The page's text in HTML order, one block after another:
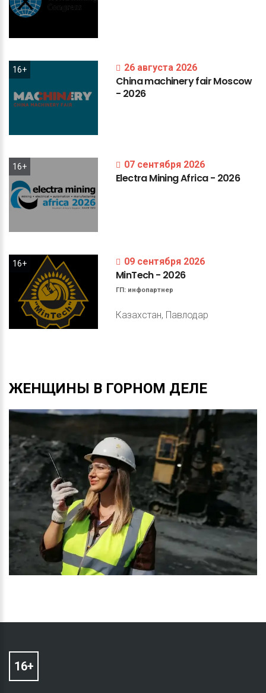
16+ 26 августа 2026
ChinamachineryfairMoscow
- 2026
16+ 07 сентября 2026
ElectraMiningAfrica- 2026
16+ 09 сентября 2026
MinTech- 2026
ГП: инфопартнер
Казахстан, Павлодар
ЖЕНЩИНЫ В ГОРНОМ ДЕЛЕ